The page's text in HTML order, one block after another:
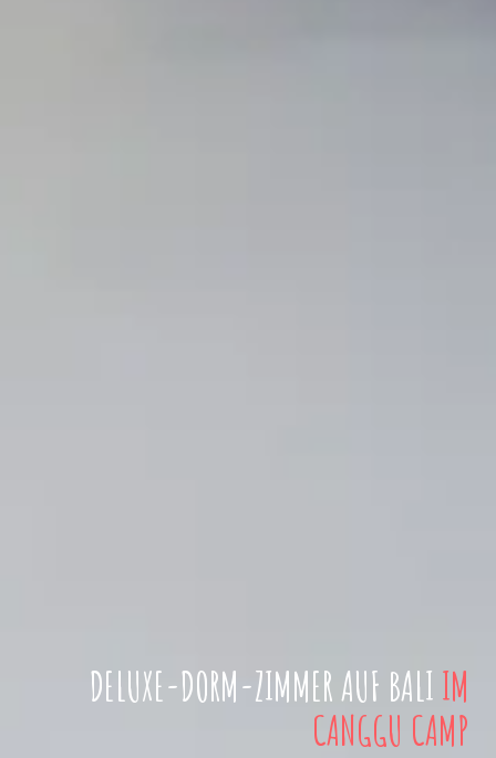
DELUXE-DORM-ZIMMER AUF BALIIM
CANGGU CAMP